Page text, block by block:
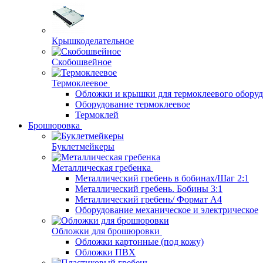
Крышкоделательное
Скобошвейное
Термоклеевое
Обложки и крышки для термоклеевого
Оборудование термоклеевое
Термоклей
Брошюровка
Буклетмейкеры
Металлическая гребенка
Металлический гребень в бобинах/Шаг 2:1
Металлический гребень. Бобины 3:1
Металлический гребень/ Формат А4
Оборудование механическое и электрическое
Обложки для брошюровки
Обложки картонные (под кожу)
Обложки ПВХ